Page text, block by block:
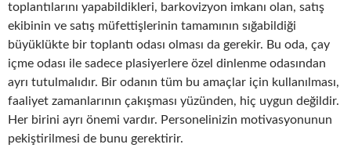
toplantılarını yapabildikleri, barkovizyon imkanı olan, satış
ekibinin ve satış müfettişlerinin tamamının sığabildiği
büyüklükte bir toplantı odası olması da gerekir. Bu oda, çay
içme odası ile sadece plasiyerlere özel dinlenme odasından
ayrı tutulmalıdır. Bir odanın tüm bu amaçlar için kullanılması,
faaliyet zamanlarının çakışması yüzünden, hiç uygun değildir.
Her birini ayrı önemi vardır. Personelinizin motivasyonunun
pekiştirilmesi de bunu gerektirir.